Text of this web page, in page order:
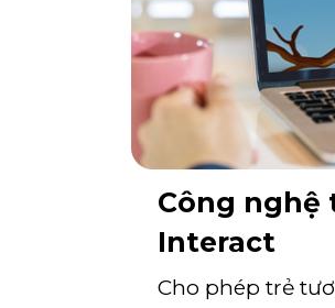
Công nghệ
Interact
Cho phép trẻ